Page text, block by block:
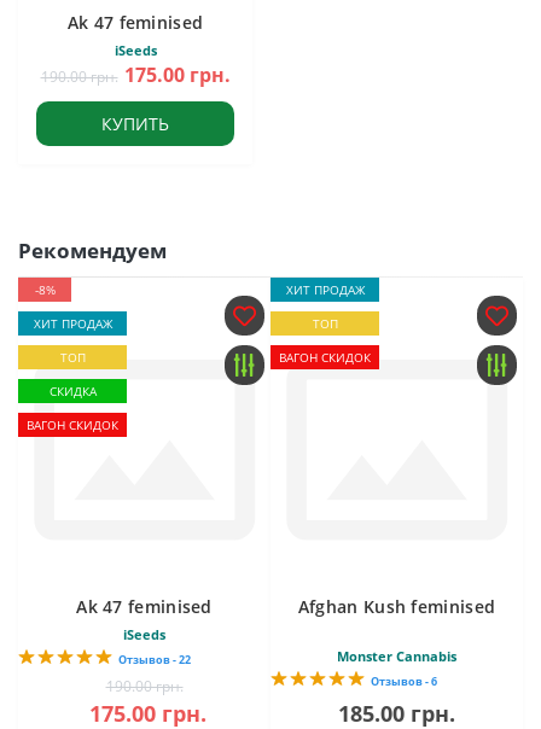
Ak 47 feminised
iSeeds
190.00 грн. 175.00 грн.
КУПИТЬ
Рекомендуем
-8%
ХИТ ПРОДАЖ
ТОП
СКИДКА
ВАГОН СКИДОК
Ak 47 feminised
iSeeds
Отзывов - 22
190.00 грн.
175.00 грн.
ХИТ ПРОДАЖ
ТОП
ВАГОН СКИДОК
Afghan Kush feminised
Monster Cannabis
Отзывов - 6
185.00 грн.